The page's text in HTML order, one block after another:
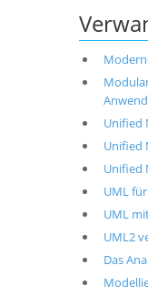
Unified
Unified
Unified
UML
UML
UML2
Das